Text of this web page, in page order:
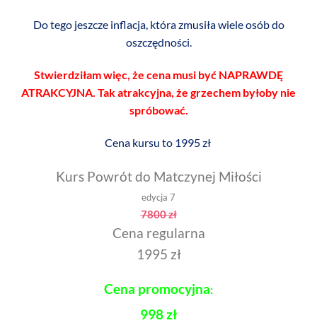
Do tego jeszcze inflacja, która zmusiła wiele osób do
oszczędności.
Stwierdziłam więc, że cena musi być NAPRAWDĘ
ATRAKCYJNA. Tak atrakcyjna, że grzechem byłoby nie
spróbować.
Cena kursu to 1995 zł
Kurs Powrót do Matczynej Miłości
edycja 7
7800 zł
Cena regularna
1995 zł
Cena promocyjna:
998 zł